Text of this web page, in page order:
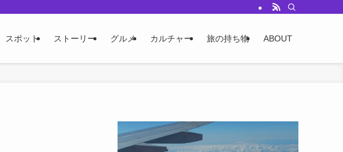
スポット ストーリー グルメ カルチャー 旅の持ち物 ABOUT